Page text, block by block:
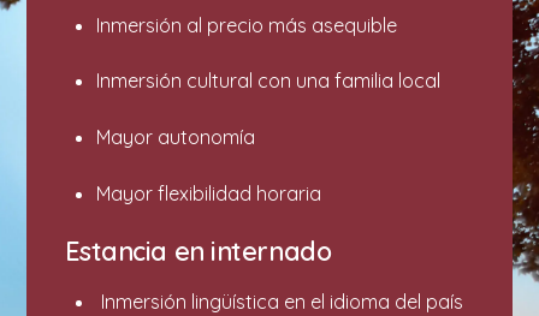
⁠⁠⁠Inmersión al precio más asequible
Inmersión cultural con una familia local
⁠⁠⁠Mayor autonomía
Mayor flexibilidad horaria
Estancia en internado
⁠Inmersión lingüística en el idioma del país